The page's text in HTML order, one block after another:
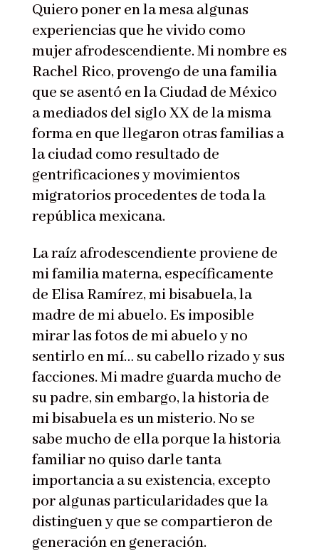
Quiero poner en la mesa algunas
experiencias que he vivido como
mujer afrodescendiente. Mi nombre es
Rachel Rico, provengo de una familia
que se asentó en la Ciudad de México
a mediados del siglo XX de la misma
forma en que llegaron otras familias a
la ciudad como resultado de
gentrificaciones y movimientos
migratorios procedentes de toda la
república mexicana.
La raíz afrodescendiente proviene de
mi familia materna, específicamente
de Elisa Ramírez, mi bisabuela, la
madre de mi abuelo. Es imposible
mirar las fotos de mi abuelo y no
sentirlo en mí… su cabello rizado y sus
facciones. Mi madre guarda mucho de
su padre, sin embargo, la historia de
mi bisabuela es un misterio. No se
sabe mucho de ella porque la historia
familiar no quiso darle tanta
importancia a su existencia, excepto
por algunas particularidades que la
distinguen y que se compartieron de
generación en generación.